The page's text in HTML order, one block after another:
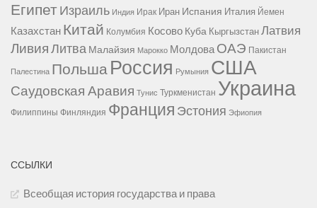
ЕгипетИзраиль Индия Ирак Иран Испания Италия Йемен
Казахстан Китай Колумбия Косово Куба Кыргызстан Латвия
ЛивияЛитва Малайзия Марокко Молдова ОАЭ Пакистан
Палестина Польша Россия Румыния США
Саудовская Аравия Тунис Туркменистан Украина
Филиппины Финляндия Франция Эстония Эфиопия
ССЫЛКИ
Всеобщая история государства и права